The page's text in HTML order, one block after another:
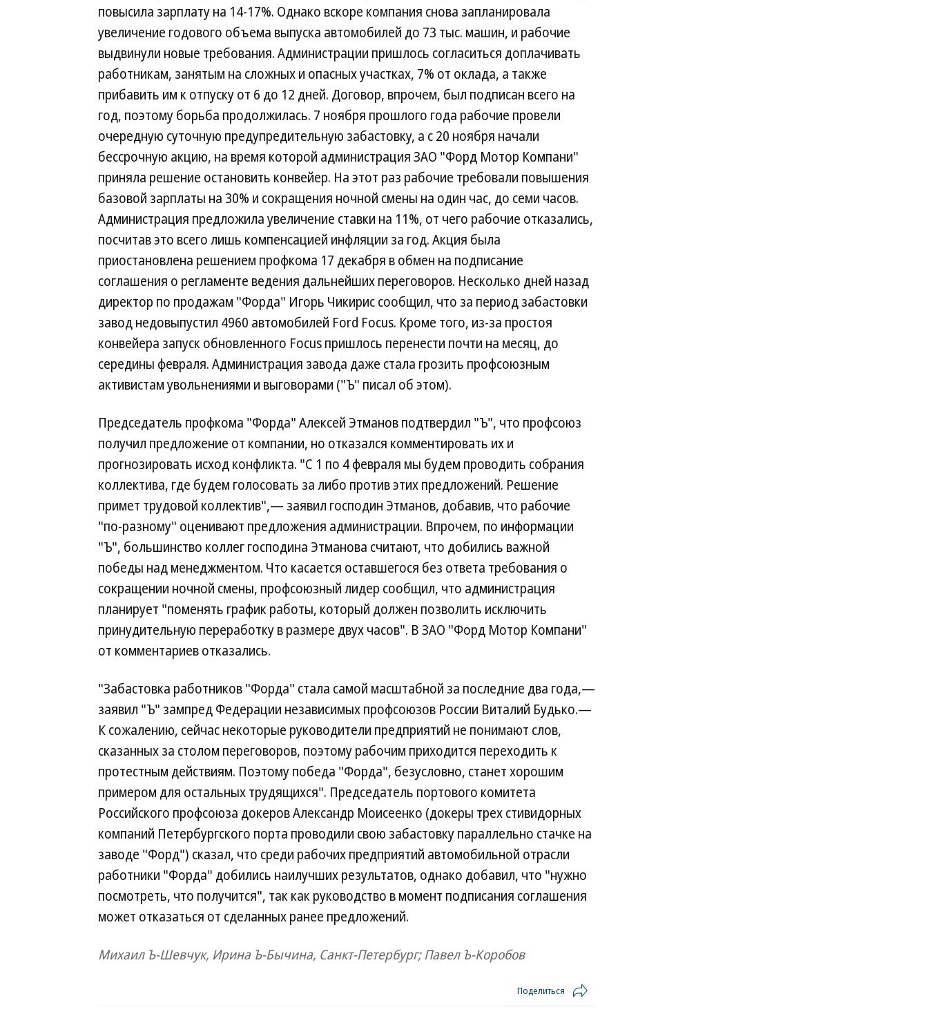
повысила зарплату на 14-17%. Однако вскоре компания снова запланировала
увеличение годового объема выпуска автомобилей до 73 тыс. машин, и рабочие
выдвинули новые требования. Администрации пришлось согласиться доплачивать
работникам, занятым на сложных и опасных участках, 7% от оклада, а также
прибавить им к отпуску от 6 до 12 дней. Договор, впрочем, был подписан всего на
год, поэтому борьба продолжилась. 7 ноября прошлого года рабочие провели
очередную суточную предупредительную забастовку, а с 20 ноября начали
бессрочную акцию, на время которой администрация ЗАО "Форд Мотор Компани"
приняла решение остановить конвейер. На этот раз рабочие требовали повышения
базовой зарплаты на 30% и сокращения ночной смены на один час, до семи часов.
Администрация предложила увеличение ставки на 11%, от чего рабочие отказались,
посчитав это всего лишь компенсацией инфляции за год. Акция была
приостановлена решением профкома 17 декабря в обмен на подписание
соглашения о регламенте ведения дальнейших переговоров. Несколько дней назад
директор по продажам "Форда" Игорь Чикирис сообщил, что за период забастовки
завод недовыпустил 4960 автомобилей Ford Focus. Кроме того, из-за простоя
конвейера запуск обновленного Focus пришлось перенести почти на месяц, до
середины февраля. Администрация завода даже стала грозить профсоюзным
активистам увольнениями и выговорами ("Ъ" писал об этом).
Председатель профкома "Форда" Алексей Этманов подтвердил "Ъ", что профсоюз
получил предложение от компании, но отказался комментировать их и
прогнозировать исход конфликта. "С 1 по 4 февраля мы будем проводить собрания
коллектива, где будем голосовать за либо против этих предложений. Решение
примет трудовой коллектив",— заявил господин Этманов, добавив, что рабочие
"по-разному" оценивают предложения администрации. Впрочем, по информации
"Ъ", большинство коллег господина Этманова считают, что добились важной
победы над менеджментом. Что касается оставшегося без ответа требования о
сокращении ночной смены, профсоюзный лидер сообщил, что администрация
планирует "поменять график работы, который должен позволить исключить
принудительную переработку в размере двух часов". В ЗАО "Форд Мотор Компани"
от комментариев отказались.
"Забастовка работников "Форда" стала самой масштабной за последние два года,—
заявил "Ъ" зампред Федерации независимых профсоюзов России Виталий Будько.—
К сожалению, сейчас некоторые руководители предприятий не понимают слов,
сказанных за столом переговоров, поэтому рабочим приходится переходить к
протестным действиям. Поэтому победа "Форда", безусловно, станет хорошим
примером для остальных трудящихся". Председатель портового комитета
Российского профсоюза докеров Александр Моисеенко (докеры трех стивидорных
компаний Петербургского порта проводили свою забастовку параллельно стачке на
заводе "Форд") сказал, что среди рабочих предприятий автомобильной отрасли
работники "Форда" добились наилучших результатов, однако добавил, что "нужно
посмотреть, что получится", так как руководство в момент подписания соглашения
может отказаться от сделанных ранее предложений.
Михаил Ъ-Шевчук, Ирина Ъ-Бычина, Санкт-Петербург; Павел Ъ-Коробов
Поделиться